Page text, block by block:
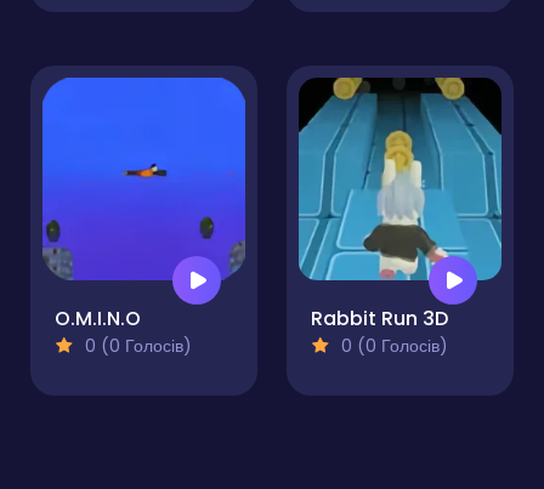
O.M.I.N.O
0 (0 Голосів)
Rabbit Run 3D
0 (0 Голосів)